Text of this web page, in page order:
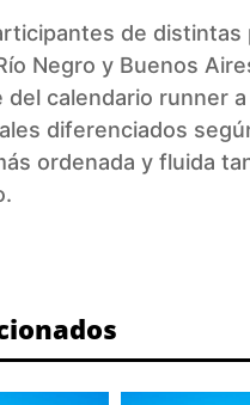
de
Negro y Buenos
calendario runner
diferenciados
ordenada y fluida